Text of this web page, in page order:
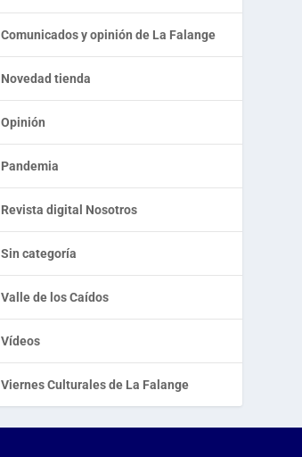
Comunicados y opinión de La Falange
Novedad tienda
Opinión
Pandemia
Revista digital Nosotros
Sin categoría
Valle de los Caídos
Vídeos
Viernes Culturales de La Falange